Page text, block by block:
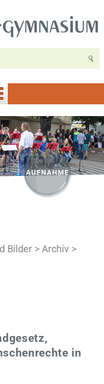
Bilder> Archiv >
in